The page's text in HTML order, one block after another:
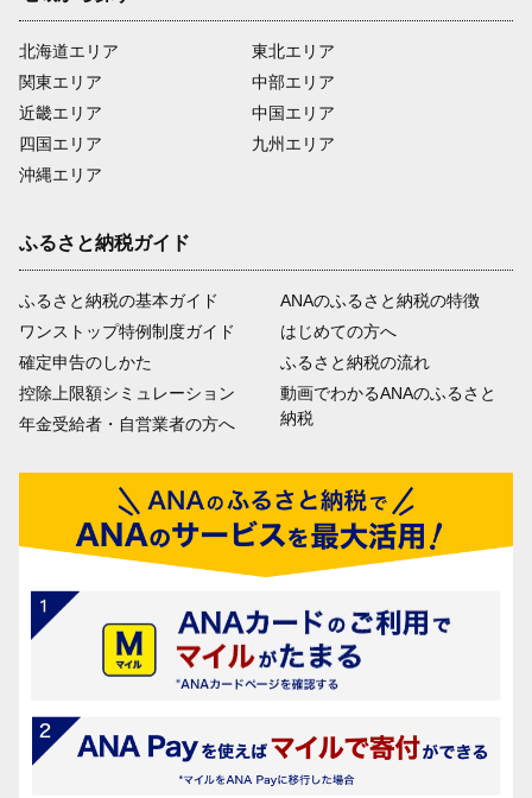
北海道エリア
関東エリア
近畿エリア
四国エリア
沖縄エリア
東北エリア
中部エリア
中国エリア
九州エリア
ふるさと納税ガイド
ふるさと納税の基本ガイド
ワンストップ特例制度ガイド
確定申告のしかた
控除上限額シミュレーション
年金受給者・自営業者の方へ
ANAのふるさと納税の特徴
はじめての方へ
ふるさと納税の流れ
動画でわかるANAのふるさと
納税